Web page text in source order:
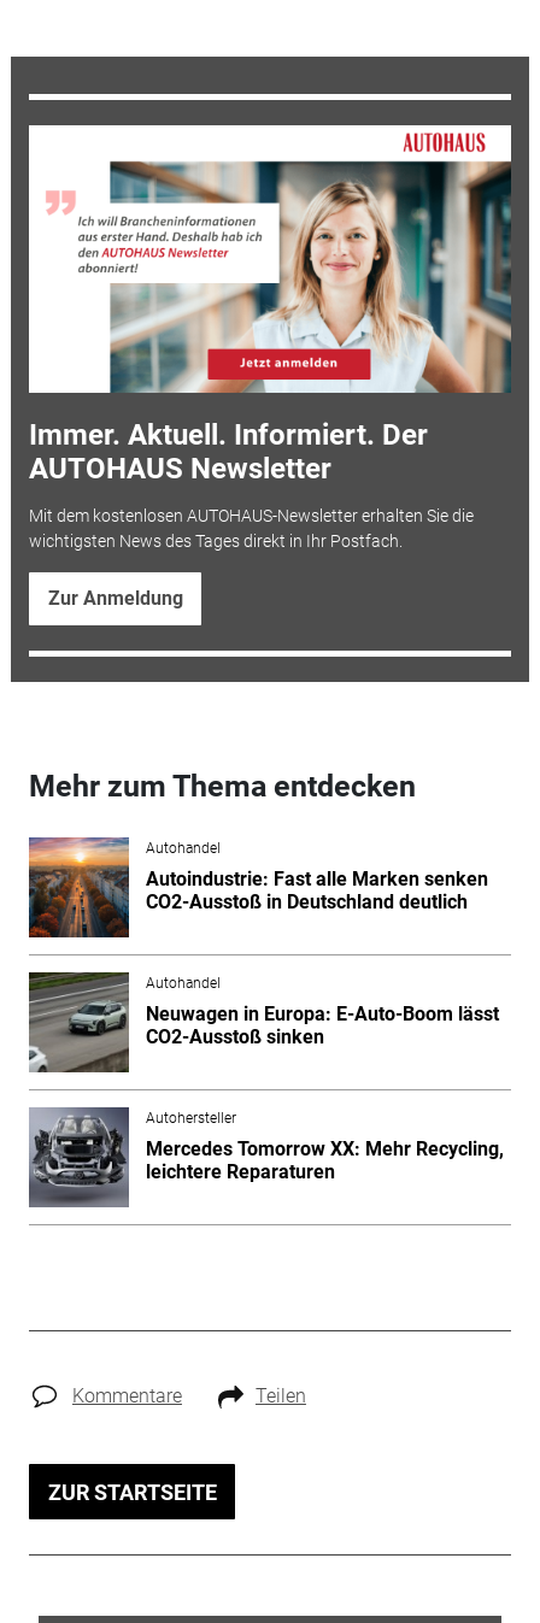
Immer. Aktuell. Informiert. Der
AUTOHAUS Newsletter
Mit dem kostenlosen AUTOHAUS-Newsletter erhalten Sie die
wichtigsten News des Tages direkt in Ihr Postfach.
Zur Anmeldung
Mehr zum Thema entdecken
Autohandel
Autoindustrie: Fast alle Marken senken
CO2-Ausstoß in Deutschland deutlich
Autohandel
Neuwagen in Europa: E-Auto-Boom lässt
CO2-Ausstoß sinken
Autohersteller
Mercedes Tomorrow XX: Mehr Recycling,
leichtere Reparaturen
Kommentare Teilen
ZUR STARTSEITE